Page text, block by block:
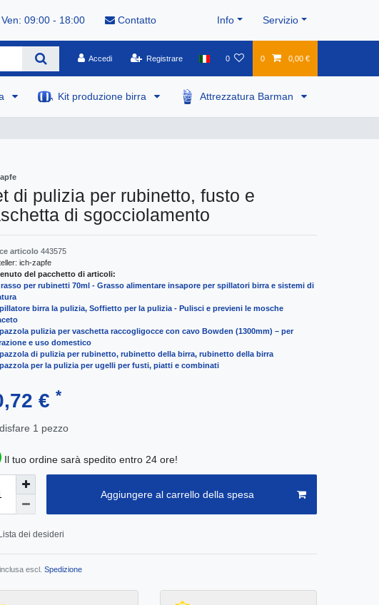
09:00 - 18:00 Contatto Info Servizio
Accedi Registrare 0 0 0,00 €
Kit produzione birra Attrezzatura Barman
di pulizia per rubinetto, fusto e
di sgocciolamento
articolo 443575
ich-zapfe
del pacchetto di articoli:
per rubinetti 70ml - Grasso alimentare insapore per spillatori birra e sistemi di
birra la pulizia, Soffietto per la pulizia - Pulisci e previeni le mosche
pulizia per vaschetta raccogligocce con cavo Bowden (1300mm) – per
e uso domestico
di pulizia per rubinetto, rubinetto della birra, rubinetto della birra
per la pulizia per ugelli per fusti, piatti e combinati
€ *
1 pezzo
Il tuo ordine sarà spedito entro 24 ore!
Aggiungere al carrello della spesa
dei desideri
escl. Spedizione